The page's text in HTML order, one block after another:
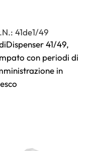
41de1/49
41/49,
con periodi di
in